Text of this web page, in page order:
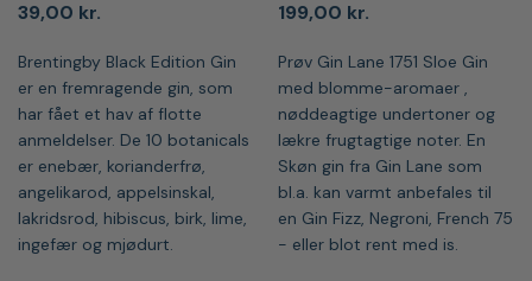
39,00 kr.
Brentingby Black Edition Gin
er en fremragende gin, som
har fået et hav af flotte
anmeldelser. De 10 botanicals
er enebær, korianderfrø,
angelikarod, appelsinskal,
lakridsrod, hibiscus, birk, lime,
ingefær og mjødurt.
199,00 kr.
Prøv Gin Lane 1751 Sloe Gin
med blomme-aromaer ,
nøddeagtige undertoner og
lækre frugtagtige noter. En
Skøn gin fra Gin Lane som
bl.a. kan varmt anbefales til
en Gin Fizz, Negroni, French 75
- eller blot rent med is.